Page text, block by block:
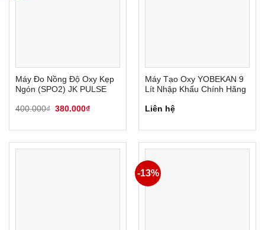
Máy Đo Nồng Độ Oxy Kẹp
Ngón (SPO2) JK PULSE
400.000₫ Giá
400.000₫.
380.000₫Giá
là:
Máy Tạo Oxy YOBEKAN 9
Lít Nhập Khẩu Chính Hãng
Liên hệ
-13%